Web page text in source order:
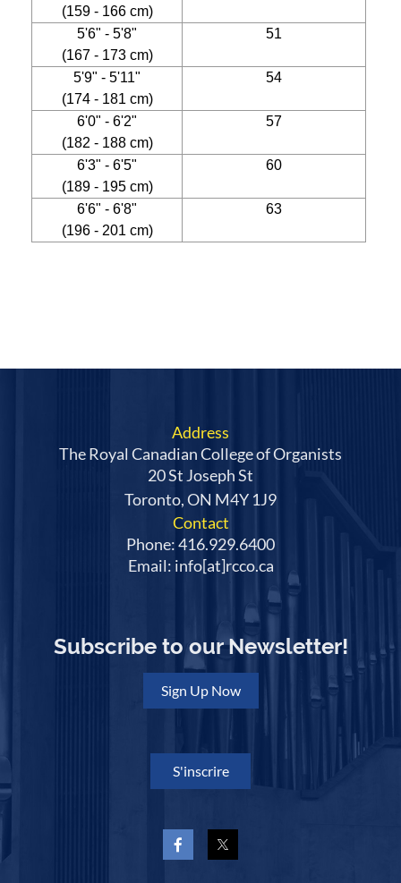
(159 - 166 cm)
5'6" - 5'8"
(167 - 173 cm)
51
5'9" - 5'11"
(174 - 181 cm)
54
6'0" - 6'2"
(182 - 188 cm)
57
6'3" - 6'5"
(189 - 195 cm)
60
6'6" - 6'8"
(196 - 201 cm)
63
Address
The Royal Canadian College of Organists
20 St Joseph St
Toronto, ON M4Y 1J9
Contact
Phone: 416.929.6400
Email: info[at]rcco.ca
Subscribe to our Newsletter!
Sign Up Now
S'inscrire